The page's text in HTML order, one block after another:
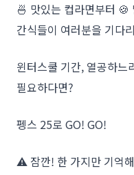
🍜 맛있는 컵라면부터
간식들이 여러분을 기다
윈터스쿨 기간, 열공하느
필요하다면?
펭스 25로 GO! GO!
⚠️ 잠깐! 한 가지만 기억